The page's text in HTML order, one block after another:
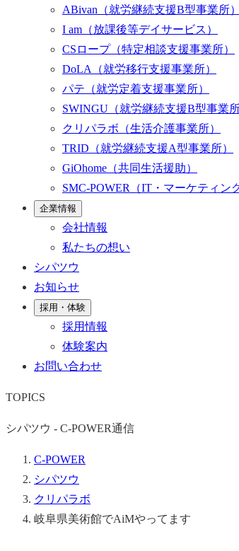
ABivan （就労継続支援B型事業所）
I am （放課後等デイサービス）
CSロープ（特定相談支援事業所）
DoLA
（就労移行支援事業所）
パテ （就労定着支援事業所）
SWINGU （就労継続支援B型事業所
クリパラボ （生活介護事業所）
TRID （就労継続支援A型事業所）
GiOhome （共同生活援助）
SMC-POWER
（IT・マーケティン
企業情報
会社情報
私たちの想い
シパツウ
お知らせ
採用・体験
採用情報
体験案内
お問い合わせ
TOPICS
シパツウ - C-POWER通信
C-POWER
シパツウ
クリパラボ
岐阜県美術館でAiMやってます